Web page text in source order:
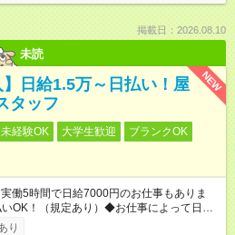
掲載日：2026.08.10
未読
NEW
】日給1.5万～日払い！屋
タッフ
経験OK 大学生歓迎
ブランクOK
働5時間で日給7000円のお仕事もありま
！（規定あり）◆お仕事によって日給も
り